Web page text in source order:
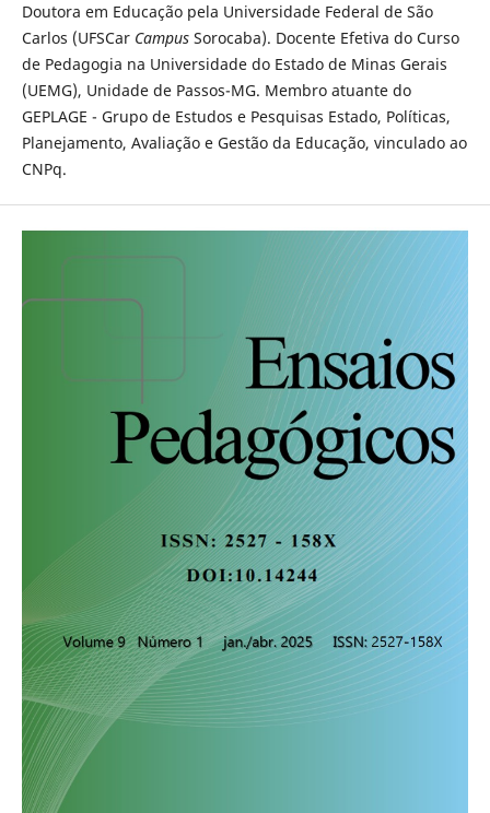
Doutora em Educação pela Universidade Federal de São
Carlos (UFSCar CampusSorocaba). Docente Efetiva do Curso
de Pedagogia na Universidade do Estado de Minas Gerais
(UEMG), Unidade de Passos-MG. Membro atuante do
GEPLAGE - Grupo de Estudos e Pesquisas Estado, Políticas,
Planejamento, Avaliação e Gestão da Educação, vinculado ao
CNPq.